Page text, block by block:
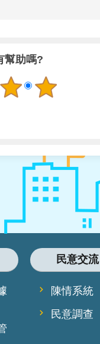
幫助嗎?
民意交流
陳情系統
民意調查